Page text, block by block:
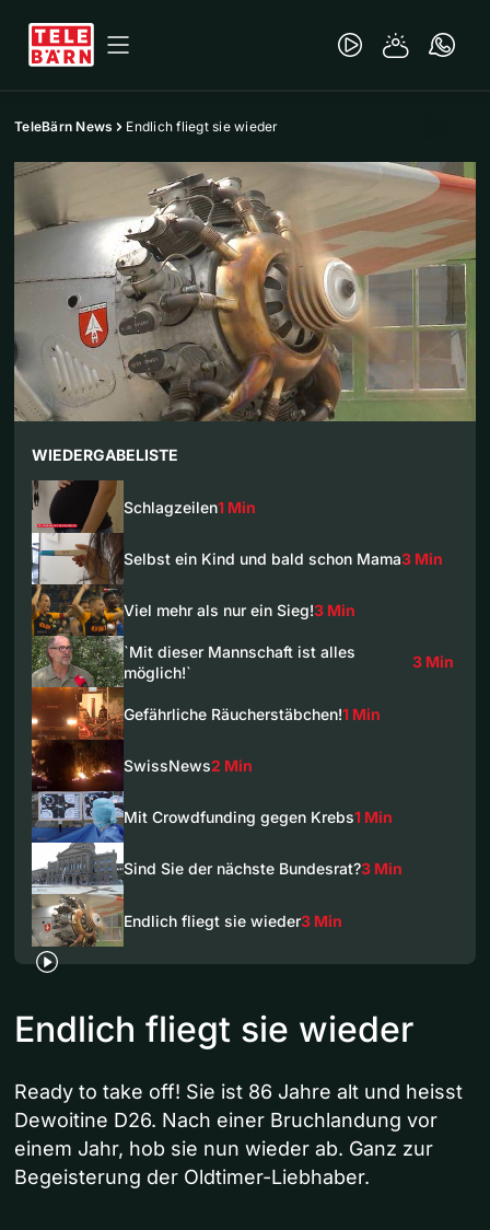
TeleBärn News Endlich fliegt sie wieder
WIEDERGABELISTE
Schlagzeilen1 Min
Selbst ein Kind und bald schon Mama3 Min
Viel mehr als nur ein Sieg!3 Min
`Mit dieser Mannschaft ist alles
möglich!`
3 Min
Gefährliche Räucherstäbchen!1 Min
SwissNews2 Min
Mit Crowdfunding gegen Krebs1 Min
Sind Sie der nächste Bundesrat?3 Min
Endlich fliegt sie wieder3 Min
Endlich fliegt sie wieder
Ready to take off! Sie ist 86 Jahre alt und heisst
Dewoitine D26. Nach einer Bruchlandung vor
einem Jahr, hob sie nun wieder ab. Ganz zur
Begeisterung der Oldtimer-Liebhaber.